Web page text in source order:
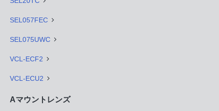
SEL057FEC
SEL075UWC
VCL-ECF2
VCL-ECU2
Aマウントレンズ